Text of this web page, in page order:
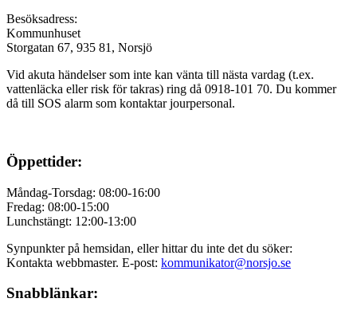
Besöksadress:
Kommunhuset
Storgatan 67, 935 81, Norsjö
Vid akuta händelser som inte kan vänta till nästa vardag (t.ex.
vattenläcka ellerrisk för takras) ring då 0918-101 70. Du kommer
då till SOS alarm som kontaktar jourpersonal.
Öppettider:
Måndag-Torsdag: 08:00-16:00
Fredag: 08:00-15:00
Lunchstängt: 12:00-13:00
Synpunkter på hemsidan, eller hittar du inte det du söker:
Kontakta webbmaster. E-post: kommunikator@norsjo.se
Snabblänkar: